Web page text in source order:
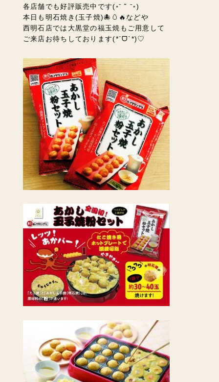
各店舗でも好評販売中です(◦ˉ ˘ ˉ◦)
本日も明石焼き(玉子焼)🐙🥚🔥などや
西明石店では大黒堂の福玉焼もご用意して
ご来店お待ちしております(*ˊᗜˋ*)♡